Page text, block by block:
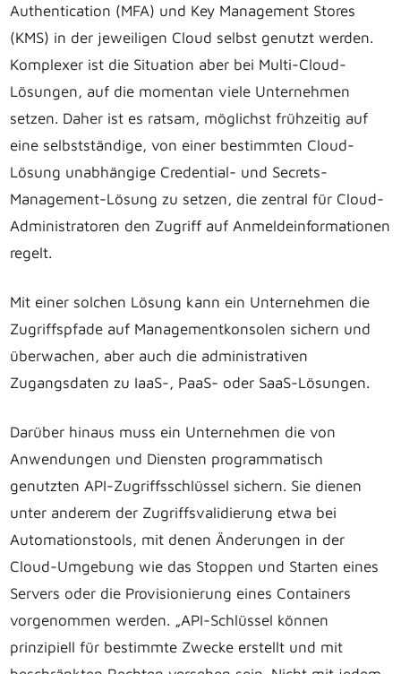
Authentication (MFA) und Key Management Stores
(KMS) in der jeweiligen Cloud selbst genutzt werden.
Komplexer ist die Situation aber bei Multi-Cloud-
Lösungen, auf die momentan viele Unternehmen
setzen. Daher ist es ratsam, möglichst frühzeitig auf
eine selbstständige, von einer bestimmten Cloud-
Lösung unabhängige Credential- und Secrets-
Management-Lösung zu setzen, die zentral für Cloud-
Administratoren den Zugriff auf Anmeldeinformationen
regelt.
Mit einer solchen Lösung kann ein Unternehmen die
Zugriffspfade auf Managementkonsolen sichern und
überwachen, aber auch die administrativen
Zugangsdaten zu IaaS-, PaaS- oder SaaS-Lösungen.
Darüber hinaus muss ein Unternehmen die von
Anwendungen und Diensten programmatisch
genutzten API-Zugriffsschlüssel sichern. Sie dienen
unter anderem der Zugriffsvalidierung etwa bei
Automationstools, mit denen Änderungen in der
Cloud-Umgebung wie das Stoppen und Starten eines
Servers oder die Provisionierung eines Containers
vorgenommen werden. „API-Schlüssel können
prinzipiell für bestimmte Zwecke erstellt und mit